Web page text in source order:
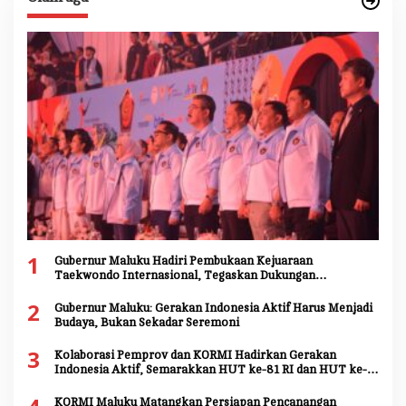
1
Gubernur Maluku Hadiri Pembukaan Kejuaraan
Taekwondo Internasional, Tegaskan Dukungan
2
Gubernur Maluku: Gerakan Indonesia Aktif Harus Menjadi
Budaya, Bukan Sekadar Seremoni
3
Kolaborasi Pemprov dan KORMI Hadirkan Gerakan
Indonesia Aktif, Semarakkan HUT ke-81 RI dan HUT ke-
KORMI Maluku Matangkan Persiapan Pencanangan